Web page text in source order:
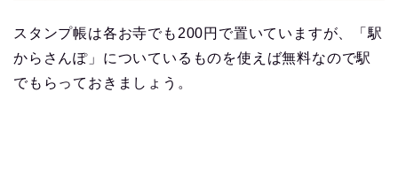
スタンプ帳は各お寺でも200円で置いていますが、「駅
からさんぽ」についているものを使えば無料なので駅
でもらっておきましょう。